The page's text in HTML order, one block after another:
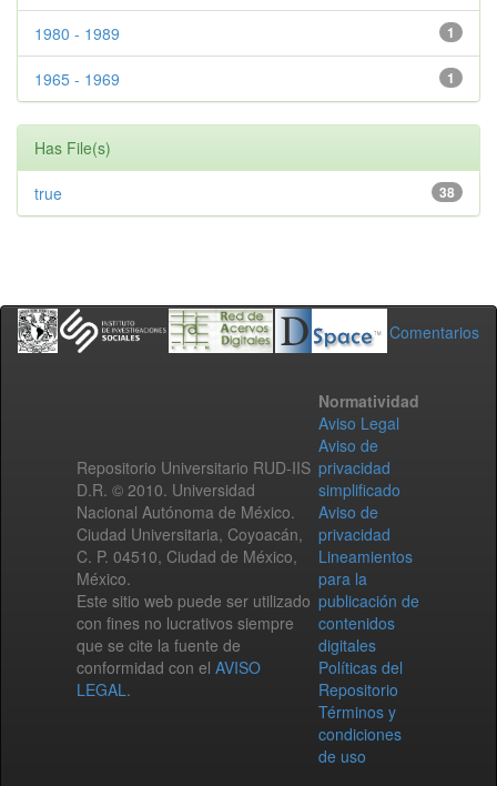
1
1980 - 1989
1
1965 - 1969
Has File(s)
38
true
Comentarios
Repositorio Universitario RUD-IIS
D.R. © 2010. Universidad
Nacional Autónoma de México.
Ciudad Universitaria, Coyoacán,
C. P. 04510, Ciudad de México,
México.
Este sitio web puede ser utilizado
con fines no lucrativos siempre
que se cite la fuente de
conformidad con el AVISO
LEGAL.
Normatividad
Aviso Legal
Aviso de
privacidad
simplificado
Aviso de
privacidad
Lineamientos
para la
publicación de
contenidos
digitales
Políticas del
Repositorio
Términos y
condiciones
de uso